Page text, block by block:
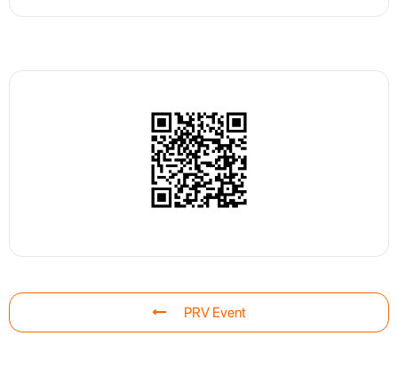
PRV Event